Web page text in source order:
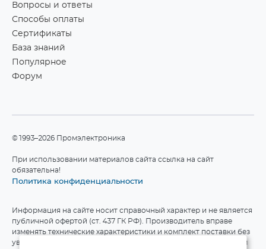
Вопросы и ответы
Способы оплаты
Сертификаты
База знаний
Популярное
Форум
©1993–2026 Промэлектроника
При использовании материалов сайта ссылка на сайт
обязательна!
Политика конфиденциальности
Информация на сайте носит справочный характер и не является
публичной офертой (ст. 437 ГК РФ). Производитель вправе
изменять технические характеристики и комплект поставки без
уведомления. Актуальные данные приведены на официальном